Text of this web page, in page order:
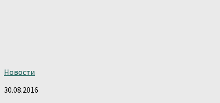
Новости
30.08.2016